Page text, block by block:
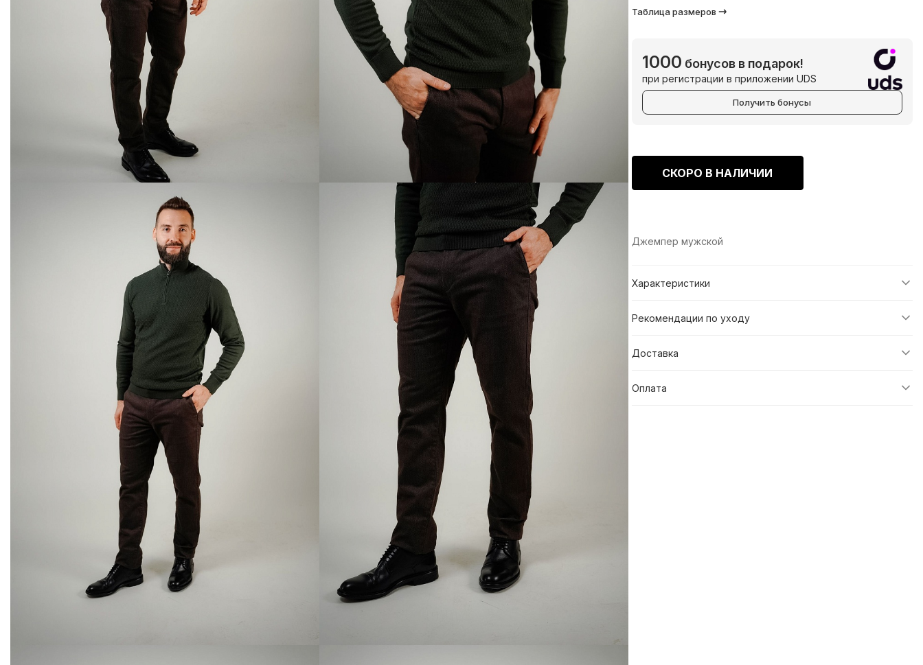
Таблица размеров
1000 бонусов в подарок!
при регистрации в приложении UDS
Получить бонусы
СКОРО В НАЛИЧИИ
Джемпер мужской
Характеристики
Рекомендации по уходу
Доставка
Оплата